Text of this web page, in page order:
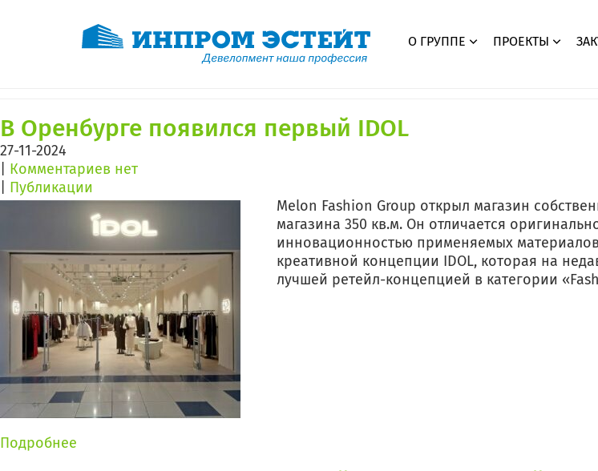
О ГРУППЕ ПРОЕКТЫ
ТРК
Волгоград
Мегамолл
Оренбург
Месяц:Ноябрь 2024
В Оренбурге появился первый IDOL
27-11-2024
Комментариев нет
Публикации
Melon Fashion Group открыл магазин
магазина 350 кв.м. Он отличается
инновационностью применяемых
креативной концепции IDOL, которая на
лучшей ретейл-концепцией в категории
Подробнее